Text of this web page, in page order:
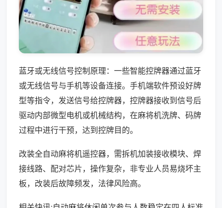
蓝牙或无线信号控制原理：一些智能控牌器通过蓝牙
或无线信号与手机等设备连接。手机端软件预设好牌
型等指令，发送信号给控牌器，控牌器接收到信号后
驱动内部微型电机或机械结构，在麻将机洗牌、码牌
过程中进行干预，达到控牌目的。
改装全自动麻将机遥控器，需拆机加装接收模块、焊
接线路、配对芯片，操作复杂，非专业人员易烧坏主
板，改装后故障频发，法律风险高。